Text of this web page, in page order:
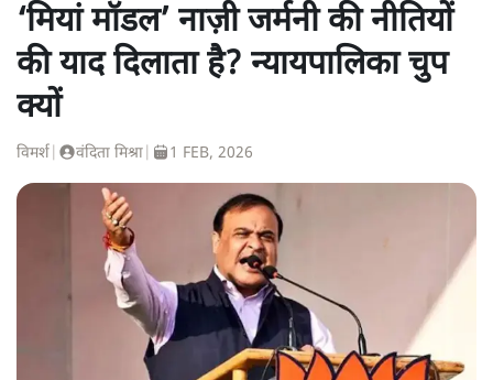
‘मियां मॉडल’ नाज़ी जर्मनी की नीतियों
की याद दिलाता है? न्यायपालिका चुप
क्यों
विमर्श वंदिता मिश्रा 1 FEB, 2026